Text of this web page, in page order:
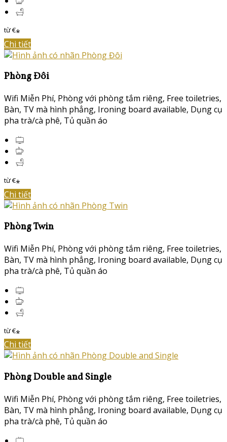
từ€*
Chi tiết
Phòng Đôi
Wifi Miễn Phí, Phòng với phòng tắm riêng, Free toiletries,
Bàn, TV mà hình phẳng, Ironing board available, Dụng cụ
pha trà/cà phê, Tủ quần áo
từ€*
Chi tiết
Phòng Twin
Wifi Miễn Phí, Phòng với phòng tắm riêng, Free toiletries,
Bàn, TV mà hình phẳng, Ironing board available, Dụng cụ
pha trà/cà phê, Tủ quần áo
từ€*
Chi tiết
Phòng Double and Single
Wifi Miễn Phí, Phòng với phòng tắm riêng, Free toiletries,
Bàn, TV mà hình phẳng, Ironing board available, Dụng cụ
pha trà/cà phê, Tủ quần áo